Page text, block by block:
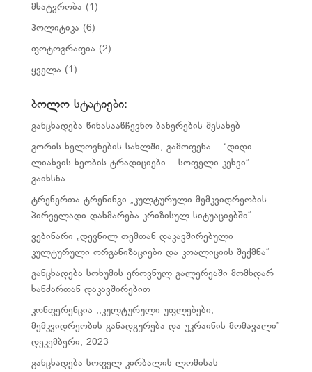
მხატვრობა (1)
პოლიტიკა (6)
ფოტოგრაფია (2)
ყველა (1)
ბოლო სტატიები:
განცხადება წინასააწჩევნო ბანერების შესახებ
გორის ხელოვნების სახლში, გამოფენა – “დიდი
ლიახვის ხეობის ტრადიციები – სოფელი კეხვი”
გაიხსნა
ტრენერთა ტრენინგი „კულტურული მემკვიდრეობის
პირველადი დახმარება კრიზისულ სიტუაციებში“
ვებინარი „დევნილ თემთან დაკავშირებული
კულტურული ორგანიზაციები და კოალიციის შექმნა“
განცხადება სოხუმის ეროვნულ გალერეაში მომხდარ
ხანძართან დაკავშირებით
კონფერენცია ,,კულტურული უფლებები,
მემკვიდრეობის განადგურება და უკრაინის მომავალი”
დეკემბერი, 2023
განცხადება სოფელ კირბალის ლომისას